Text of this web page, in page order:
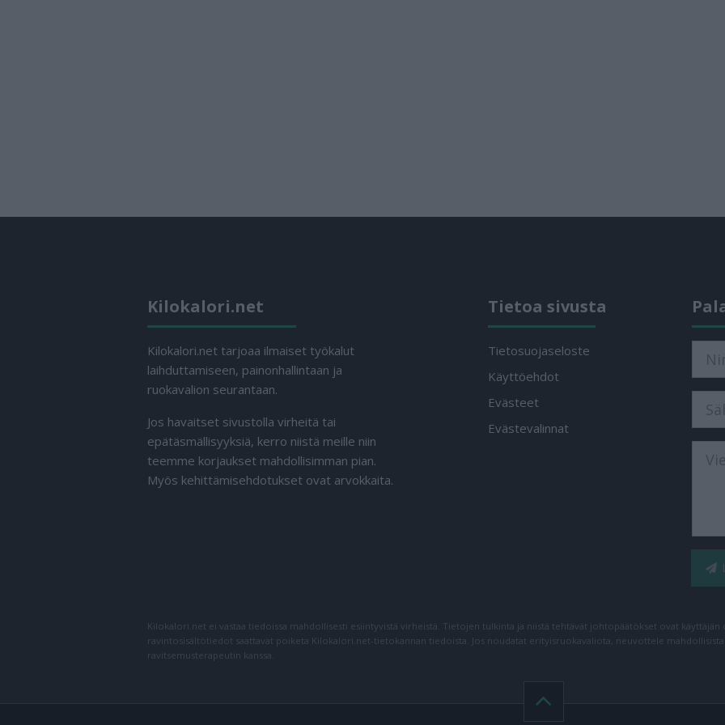
Kilokalori.net
Kilokalori.net tarjoaa ilmaiset työkalut
laihduttamiseen, painonhallintaan ja
ruokavalion seurantaan.
Jos havaitset sivustolla virheitä tai
epätäsmällisyyksiä, kerro niistä meille niin
teemme korjaukset mahdollisimman pian.
Myös kehittämisehdotukset ovat arvokkaita.
Tietoa sivusta
Tietosuojaseloste
Käyttöehdot
Evästeet
Evästevalinnat
Kilokalori.net ei vastaa tiedoissa mahdollisesti esiintyvistä virheistä. Tietojen tulkinta ja niistä tehtävät johtopäätökset ovat
ravintosisältötiedot saattavat poiketa Kilokalori.net-tietokannan tiedoista. Jos noudatat erityisruokavaliota, neuvottele
ravitsemusterapeutin kanssa.